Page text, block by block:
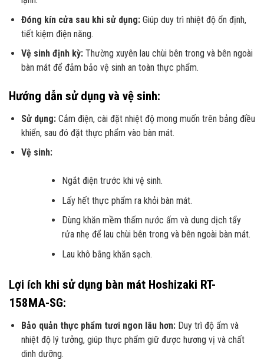
Đóng kín cửa sau khi sử dụng:Giúp duy trì nhiệt độ ổn định,
tiết kiệm điện năng.
Vệ sinh định kỳ:Thường xuyên lau chùi bên trong và bên ngoài
bàn mát để đảm bảo vệ sinh an toàn thực phẩm.
Hướng dẫn sử dụng và vệ sinh:
Sử dụng:Cắm điện, cài đặt nhiệt độ mong muốn trên bảng điều
khiển, sau đó đặt thực phẩm vào bàn mát.
Vệ sinh:
Ngắt điện trước khi vệ sinh.
Lấy hết thực phẩm ra khỏi bàn mát.
Dùng khăn mềm thấm nước ấm và dung dịch tẩy
rửa nhẹ để lau chùi bên trong và bên ngoài bàn mát.
Lau khô bằng khăn sạch.
Lợi ích khi sử dụng bàn mát Hoshizaki RT-
158MA-SG:
Bảo quản thực phẩm tươi ngon lâu hơn:Duy trì độ ẩm và
nhiệt độ lý tưởng, giúp thực phẩm giữ được hương vị và chất
dinh dưỡng.